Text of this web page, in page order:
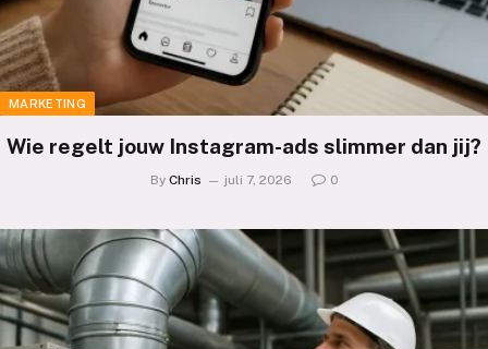
MARKETING
Wie regelt jouw Instagram-ads slimmer dan jij?
By Chris juli 7, 2026 0